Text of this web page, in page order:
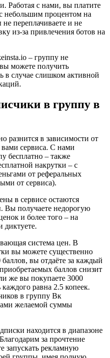
Работая с нами, вы платите
небольшим процентом на
переплачиваете и не
из-за привлечения ботов на
– группу не
можете получить
в случае слишком активной
в группу в
разнится в зависимости от
сервиса. С нами
бесплатно – также
накрутки – с
от реферальных
от сервиса).
в сервисе остаются
Вы получаете недорогую
и более того – на
диктуете.
система цен. В
вы можете существенно
вы отдаёте за каждый
баллов снизит
же вы покупаете 3000
равна 2.5 копеек.
в группу Вк
желаемой суммы
находится в диапазоне
за прочтение
запускать рекламную